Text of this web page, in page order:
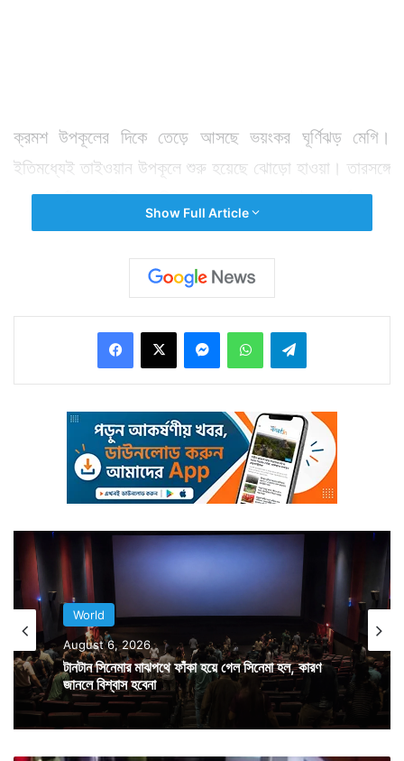
ক্রমশ উপকূলের দিকে তেড়ে আসছে ভয়ংকর ঘূর্ণিঝড় মেগি।
ইতিমধ্যেই তাইওয়ান উপকূলে শুরু হয়েছে ঝোড়ো হাওয়া। তারসঙ্গে
প্রবল বৃষ্টি। এদিকে মেগি আতঙ্কে আগেভাগেই সতর্কতামূলক
ব্যবস্থা গ্রহণ করেছে তাইওয়ান প্রশাসন। এই নিয়ে শেষ
দু’সপ্তাহে তাইওয়ানে আক্রমণ হানছে তৃতীয় ঘূর্ণিঝড়। আগের দুটি
ঘূর্ণিঝড়ের ফলে সাড়ে ৬ লক্ষ মানুষ এখনও বিদ্যুৎশূন্য অবস্থায় দিন
কাটাচ্ছেন। ফলে প্রশাসন কোনও ঝুঁকি না নিয়ে উপকূলীয় এলাকা
থেকে বাসিন্দাদের অপেক্ষাকৃত সুরক্ষিত জায়গায় সরিয়ে নিয়ে গেছে।
ইতিমধ্যেই ৫ হাজার মানুষকে সরিয়ে নিয়ে যাওয়া হয়েছে।
উপকূলীয় এলাকা দিয়ে পাশ করা সব ট্রেন বাতিল করা হয়েছে।
খারাপ আবহাওয়ার জন্য বাতিল করা হয়েছে ৫৭৫টি উড়ান।
Show Full Article
World
August 6, 2026
টানটান সিনেমার মাঝপথে ফাঁকা হয়ে গেল সিনেমা হল, কারণ
জানলে বিশ্বাস হবেনা